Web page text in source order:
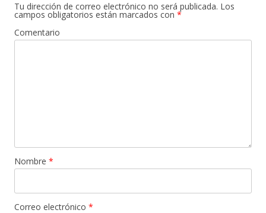
Tu dirección de correo electrónico no será publicada. Los
campos obligatorios están marcados con *
Comentario
Nombre *
Correo electrónico *